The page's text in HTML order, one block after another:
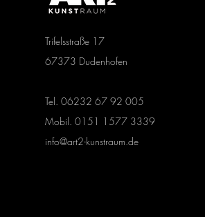
Trifelsstraße 17
67373 Dudenhofen
Tel. 06232 67 92 005
Mobil. 0151 1577 3339
info@art2-kunstraum.de